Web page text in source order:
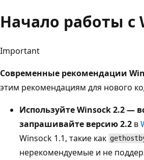
Начало работы с
Important
Современные рекомендации
этим рекомендациям для нового
Используйте Winsock 2.2 —
запрашивайте версию 2.2 в
Winsock 1.1, такие как
нерекомендуемые и не